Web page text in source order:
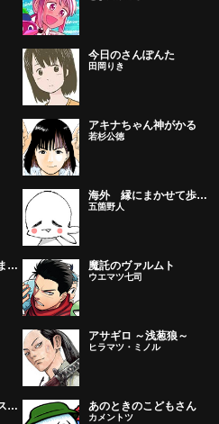
今日のさんぽんた
田岡りき
アキナちゃん神がかる
若杉公徳
海外 縁にまかせて歩くだけ。
五箇野人
会って食べると書きまして。 魔託のヴァルムト
ウエマツ七司
アサギロ ～浅葱狼～
ヒラマツ・ミノル
あそこではたらくムスブさん あのときのこどもさん
カメントツ